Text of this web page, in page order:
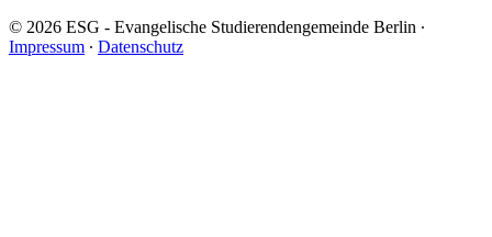
© 2026 ESG - Evangelische Studierendengemeinde Berlin ∙
Impressum ∙ Datenschutz